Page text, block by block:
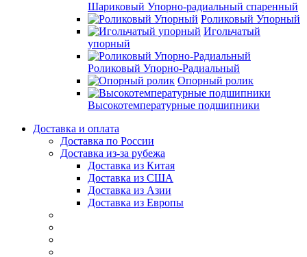
Шариковый Упорно-радиальный спаренный
Роликовый Упорный
Игольчатый
упорный
Роликовый Упорно-Радиальный
Опорный ролик
Высокотемпературные подшипники
Доставка и оплата
Доставка по России
Доставка из-за рубежа
Доставка из Китая
Доставка из США
Доставка из Азии
Доставка из Европы